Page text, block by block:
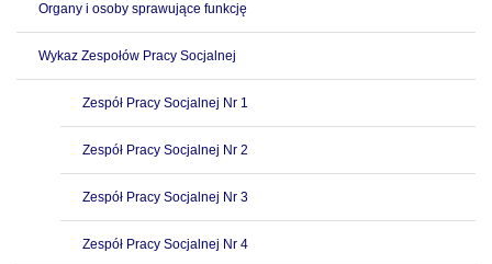
Organy i osoby sprawujące funkcję
Wykaz Zespołów Pracy Socjalnej
Zespół Pracy Socjalnej Nr 1
Zespół Pracy Socjalnej Nr 2
Zespół Pracy Socjalnej Nr 3
Zespół Pracy Socjalnej Nr 4